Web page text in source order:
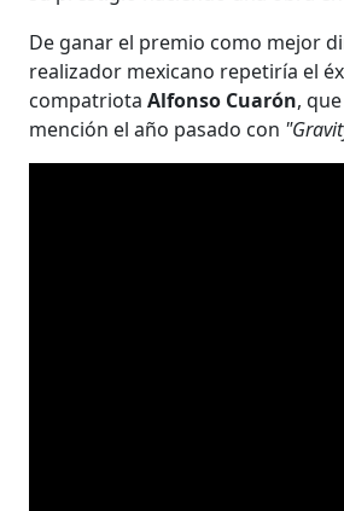
De ganar el premio como mejor
realizador mexicano repetiría el
compatriotaAlfonso Cuarón,
mención el año pasado con